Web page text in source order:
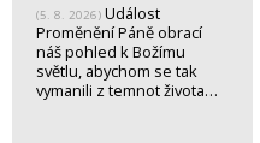
(5. 8. 2026) Událost
Proměnění Páně obrací
náš pohled k Božímu
světlu, abychom se tak
vymanili z temnot života…